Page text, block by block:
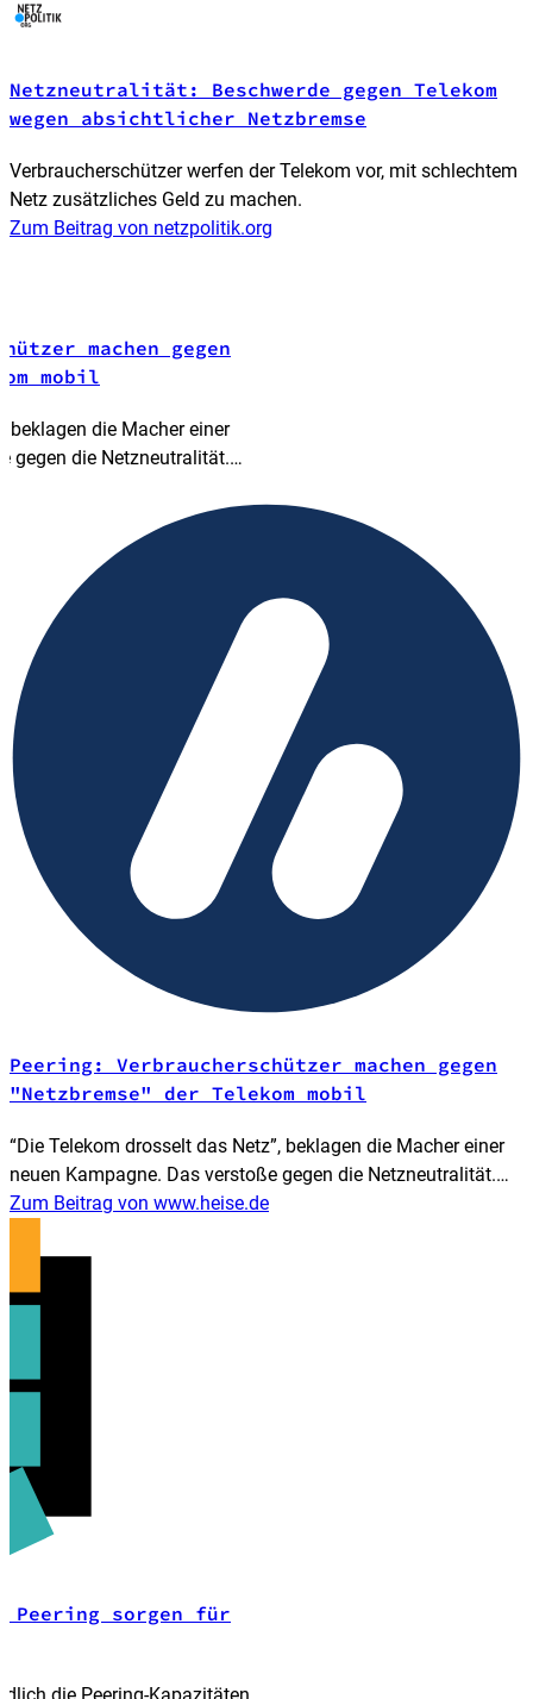
Netzneutralität: Beschwerde gegen Telekom
wegen absichtlicher Netzbremse
Verbraucherschützer werfen der Telekom vor, mit schlechtem
Netz zusätzliches Geld zu machen.
Zum Beitrag von netzpolitik.org
machen gegen
mobil
beklagen die Macher einer
gegen die Netzneutralität.
Peering: Verbraucherschützer machen gegen
"Netzbremse" der Telekom mobil
“Die Telekom drosselt das Netz”, beklagen die Macher einer
neuen Kampagne. Das verstoße gegen die Netzneutralität.
Eine offizielle Beschwerde soll bald folgen.
Zum Beitrag von www.heise.de
Peering sorgen für